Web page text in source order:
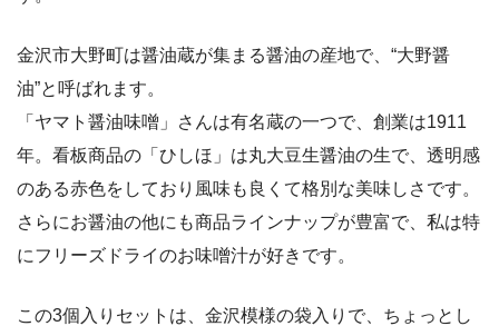
金沢市大野町は醤油蔵が集まる醤油の産地で、“大野醤
油”と呼ばれます。
「ヤマト醤油味噌」さんは有名蔵の一つで、創業は1911
年。看板商品の「ひしほ」は丸大豆生醤油の生で、透明感
のある赤色をしており風味も良くて格別な美味しさです。
さらにお醤油の他にも商品ラインナップが豊富で、私は特
にフリーズドライのお味噌汁が好きです。
この3個入りセットは、金沢模様の袋入りで、ちょっとし